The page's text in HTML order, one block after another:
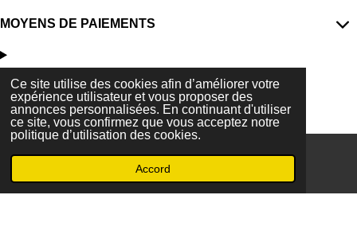
Ce site utilise des cookies afin d’améliorer votre
expérience utilisateur et vous proposer des
annonces personnalisées. En continuant d'utiliser
ce site, vous confirmez que vous acceptez notre
politique d’utilisation des cookies.
Accord
MOYENS DE PAIEMENTS
F
a
c
e
b
o
I
n
s
t
a
r
© 2023 - 2026 Secrets Marins Fashion
Propulsé parWebador
Téléphone